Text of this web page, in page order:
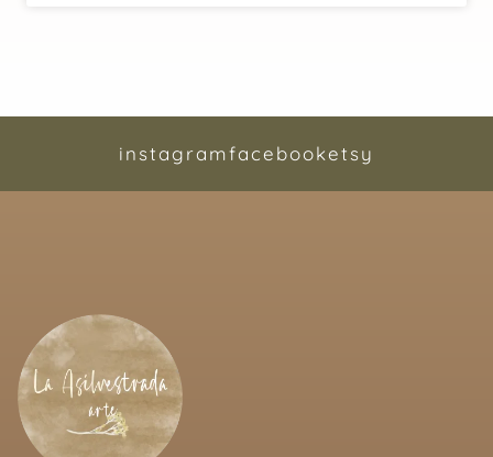
instagramfacebooketsy